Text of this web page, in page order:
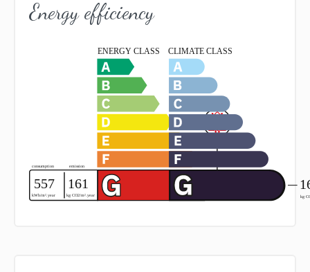
Energy efficiency